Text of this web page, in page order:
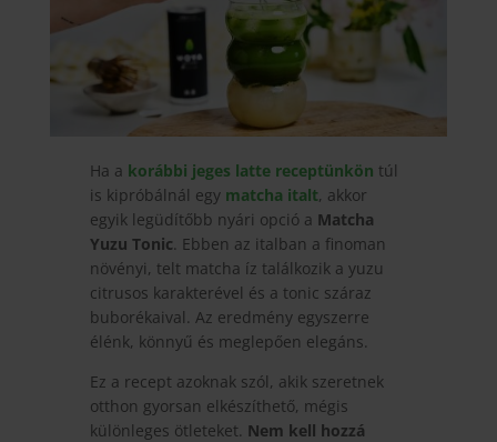
Ha a korábbi jeges latte receptünkön túl
is kipróbálnál egymatcha italt, akkor
egyik legüdítőbb nyári opció a Matcha
Yuzu Tonic . Ebben az italban a finoman
növényi, telt matcha íz találkozik a yuzu
citrusos karakterével és a tonic száraz
buborékaival. Az eredmény egyszerre
élénk, könnyű és meglepően elegáns.
Ez a recept azoknak szól, akik szeretnek
otthon gyorsan elkészíthető, mégis
különleges ötleteket. Nem kell hozzá